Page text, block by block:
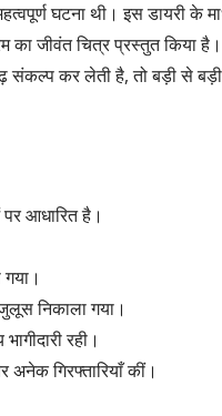
घटना थी। इस डायरी के
का जीवंत चित्र प्रस्तुत किया
संकल्प कर लेती है, तो बड़ी से
आधारित है।
निकाला गया।
रही।
गिरफ्तारियाँ कीं।